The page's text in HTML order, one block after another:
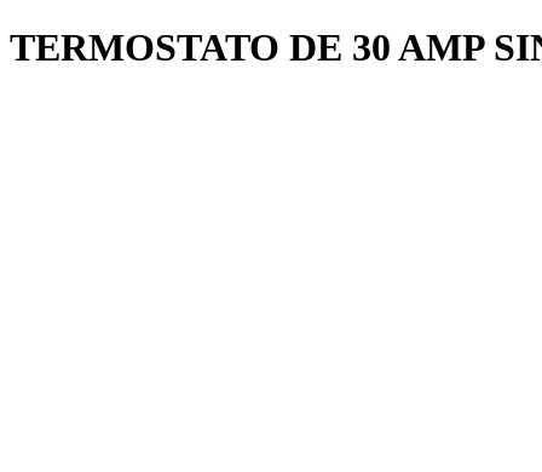
TERMOSTATO DE 30 AMP